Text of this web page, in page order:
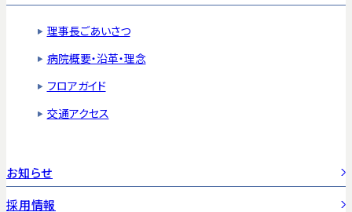
理事長ごあいさつ
病院概要・沿革・理念
フロアガイド
交通アクセス
お知らせ
採用情報